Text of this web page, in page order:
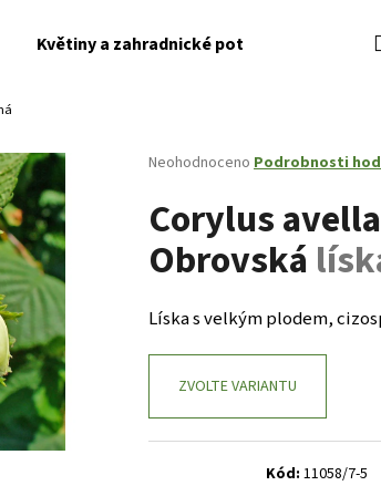
Květiny a zahradnické potřeby
Průměrné
produktu
je
0,0
z
hvězdiček.
Neohodnoceno Podrobnosti
Corylus
Obrovská
Líska s velkým plodem,
ZVOLTE VARIANTU
Kód: 11058/7-5